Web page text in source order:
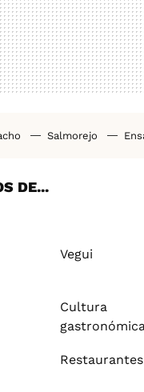
Salmorejo
DE...
Vegui
Cultura
Restaurantes